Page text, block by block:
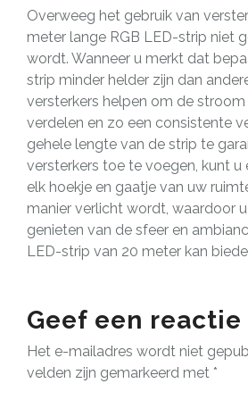
Overweeg het gebruik van
meter lange RGB LED-strip niet
wordt. Wanneer u merkt dat
strip minder helder zijn dan
versterkers helpen om de
verdelen en zo een consistente
gehele lengte van de strip te
versterkers toe te voegen, kunt
elk hoekje en gaatje van uw
manier verlicht wordt, waardoor
genieten van de sfeer en
LED-strip van 20 meter kan
Geef een reactie
Het e-mailadres wordt niet
velden zijn gemarkeerd met *